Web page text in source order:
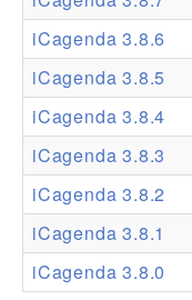
Theme Packs
Translation Packs
Support
Forum
Support Pro
iCagenda 3.8.6
iCagenda 3.8.5
iCagenda 3.8.4
iCagenda 3.8.3
iCagenda 3.8.2
iCagenda 3.8.1
iCagenda 3.8.0